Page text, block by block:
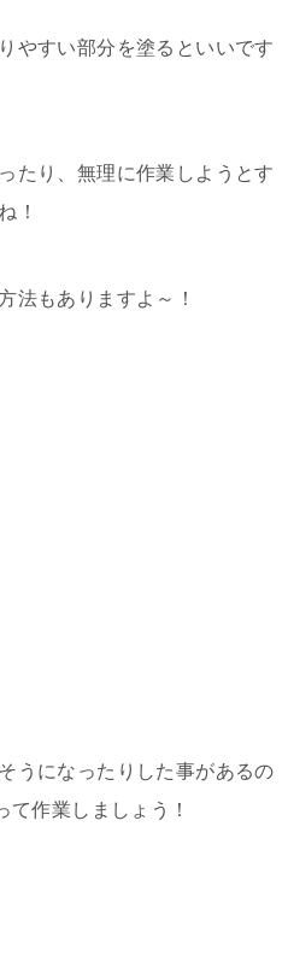
やすい部分を塗るといいです
たり、無理に作業しようとす
！
法もありますよ～！
うになったりした事があるの
作業しましょう！